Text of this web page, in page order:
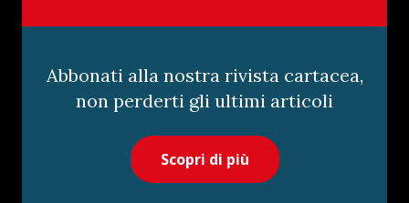
Abbonati alla nostra rivista cartacea,
non perderti gli ultimi articoli
Scopri di più